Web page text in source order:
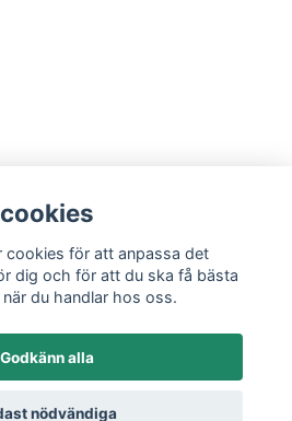
cookies för att anpassa det
dig och för att du ska få bästa
du handlar hos oss.
Godkänn alla
nödvändiga